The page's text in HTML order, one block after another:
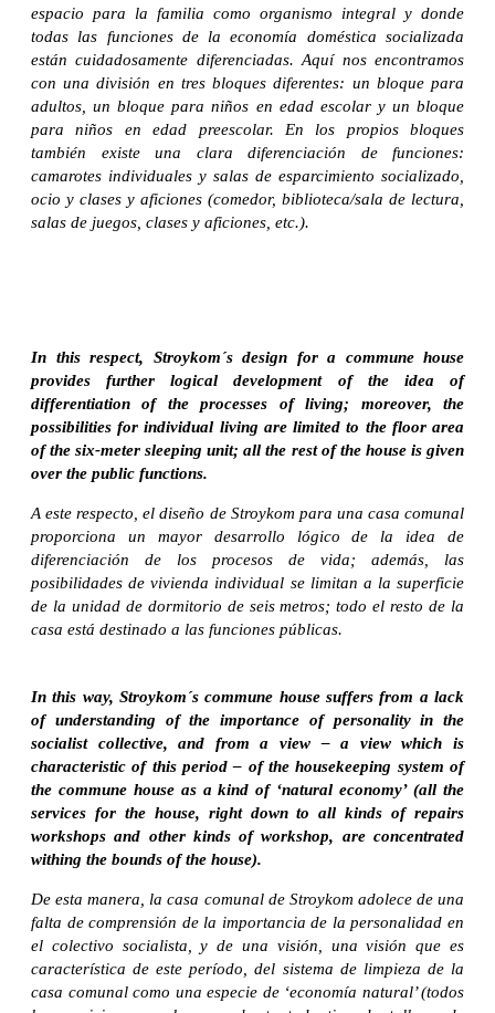
espacio para la familia como organismo integral y donde
todas las funciones de la economía doméstica socializada
están cuidadosamente diferenciadas. Aquí nos encontramos
con una división en tres bloques diferentes: un bloque para
adultos, un bloque para niños en edad escolar y un bloque
para niños en edad preescolar. En los propios bloques
también existe una clara diferenciación de funciones:
camarotes individuales y salas de esparcimiento socializado,
ocio y clases y aficiones (comedor, biblioteca/sala de lectura,
salas de juegos, clases y aficiones, etc.).
In this respect, Stroykom´s design for a commune house
provides further logical development of the idea of
differentiation of the processes of living; moreover, the
possibilities for individual living are limited to the floor area
of the six-meter sleeping unit; all the rest of the house is given
over the public functions.
A este respecto, el diseño de Stroykom para una casa comunal
proporciona un mayor desarrollo lógico de la idea de
diferenciación de los procesos de vida; además, las
posibilidades de vivienda individual se limitan a la superficie
de la unidad de dormitorio de seis metros; todo el resto de la
casa está destinado a las funciones públicas.
In this way, Stroykom´s commune house suffers from a lack
of understanding of the importance of personality in the
socialist collective, and from a view – a view which is
characteristic of this period – of the housekeeping system of
the commune house as a kind of ‘natural economy’ (all the
services for the house, right down to all kinds of repairs
workshops and other kinds of workshop, are concentrated
withing the bounds of the house).
De esta manera, la casa comunal de Stroykom adolece de una
falta de comprensión de la importancia de la personalidad en
el colectivo socialista, y de una visión, una visión que es
característica de este período, del sistema de limpieza de la
casa comunal como una especie de ‘economía natural’ (todos